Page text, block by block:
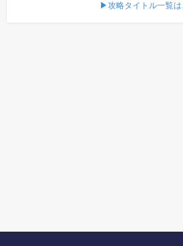
▶攻略タイトル一覧は